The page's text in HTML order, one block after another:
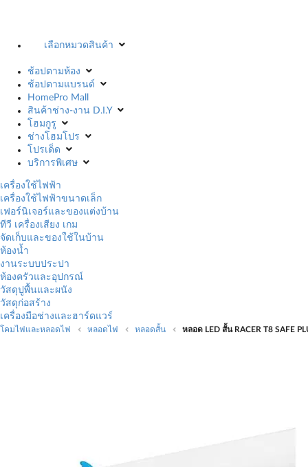
เลือกหมวดสินค้า
ช้อปตามห้อง
ช้อปตามแบรนด์
HomePro Mall
สินค้าช่าง-งาน D.I.Y
โฮมกูรู
ช่างโฮมโปร
โปรเด็ด
บริการพิเศษ
เครื่องใช้ไฟฟ้า
เครื่องใช้ไฟฟ้าขนาดเล็ก
เฟอร์นิเจอร์และของแต่งบ้าน
ทีวี เครื่องเสียง เกม
จัดเก็บและของใช้ในบ้าน
ห้องน้ำ
งานระบบประปา
ห้องครัวและอุปกรณ์
วัสดุปูพื้นและผนัง
วัสดุก่อสร้าง
เครื่องมือช่างและฮาร์ดแวร์
โคมไฟและหลอดไฟ หลอดไฟ หลอดสั้น หลอด LED สั้น RACER T8 SAFE